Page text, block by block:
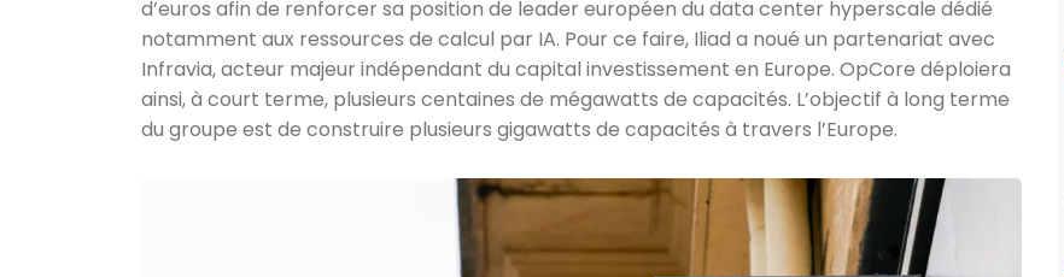
d’euros afin de renforcer sa position de leader européen du data center hyperscale dédié
notamment aux ressources de calcul par IA. Pour ce faire, Iliad a noué un partenariat avec
Infravia, acteur majeur indépendant du capital investissement en Europe. OpCore déploiera
ainsi, à court terme, plusieurs centaines de mégawatts de capacités. L’objectif à long terme
du groupe est de construire plusieurs gigawatts de capacités à travers l’Europe.